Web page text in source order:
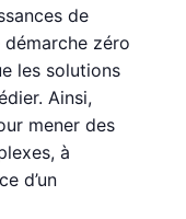
de
démarche zéro
les solutions
Ainsi,
mener des
à
d’un